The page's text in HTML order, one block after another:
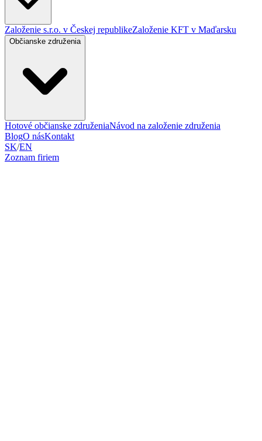
Založenie s.r.o. v Českej republikeZaloženie KFT v Maďarsku
Občianske združenia
Hotové občianske združeniaNávod na založenie združenia
BlogO násKontakt
SK/EN
Zoznam firiem